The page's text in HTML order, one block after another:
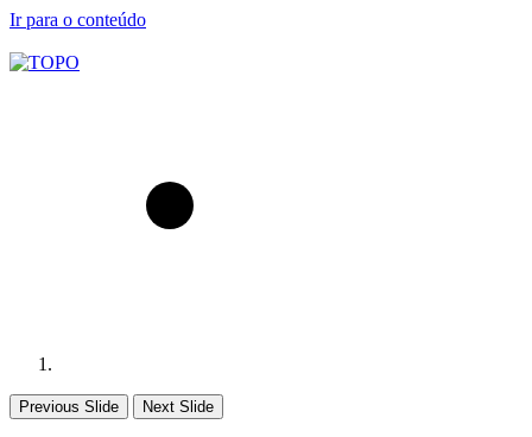
Ir para o conteúdo
Previous Slide Next Slide